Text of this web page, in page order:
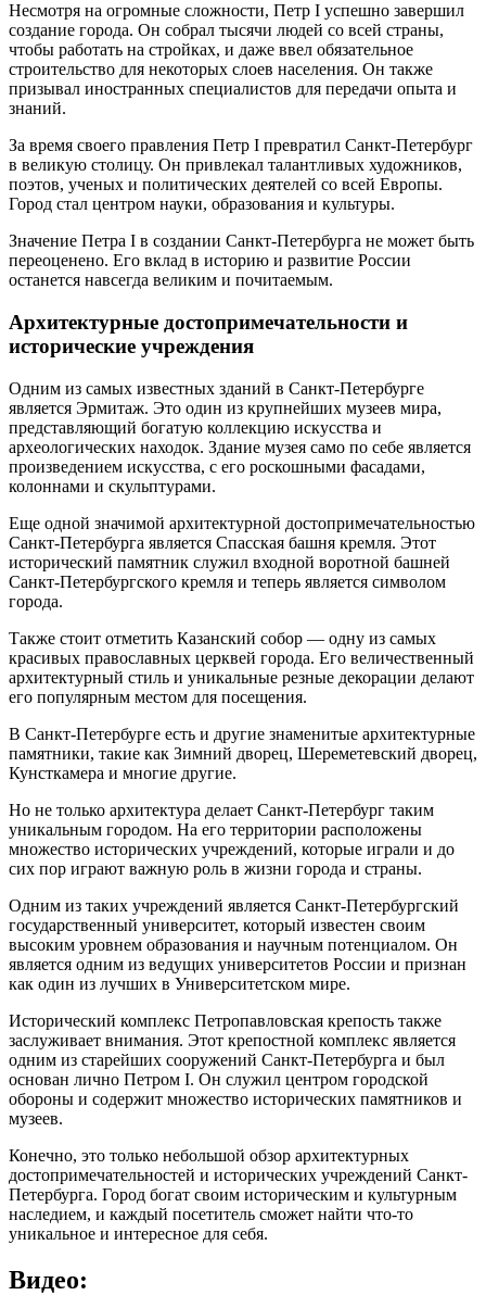
Несмотря на огромные сложности, Петр I успешно завершил
создание города. Он собрал тысячи людей со всей страны,
чтобы работать на стройках, и даже ввел обязательное
строительство для некоторых слоев населения. Он также
призывал иностранных специалистов для передачи опыта и
знаний.
За время своего правления Петр I превратил Санкт-Петербург
в великую столицу. Он привлекал талантливых художников,
поэтов, ученых и политических деятелей со всей Европы.
Город стал центром науки, образования и культуры.
Значение Петра I в создании Санкт-Петербурга не может быть
переоценено. Его вклад в историю и развитие России
останется навсегда великим и почитаемым.
Архитектурные достопримечательности и
исторические учреждения
Одним из самых известных зданий в Санкт-Петербурге
является Эрмитаж. Это один из крупнейших музеев мира,
представляющий богатую коллекцию искусства и
археологических находок. Здание музея само по себе является
произведением искусства, с его роскошными фасадами,
колоннами и скульптурами.
Еще одной значимой архитектурной достопримечательностью
Санкт-Петербурга является Спасская башня кремля. Этот
исторический памятник служил входной воротной башней
Санкт-Петербургского кремля и теперь является символом
города.
Также стоит отметить Казанский собор — одну из самых
красивых православных церквей города. Его величественный
архитектурный стиль и уникальные резные декорации делают
его популярным местом для посещения.
В Санкт-Петербурге есть и другие знаменитые архитектурные
памятники, такие как Зимний дворец, Шереметевский дворец,
Кунсткамера и многие другие.
Но не только архитектура делает Санкт-Петербург таким
уникальным городом. На его территории расположены
множество исторических учреждений, которые играли и до
сих пор играют важную роль в жизни города и страны.
Одним из таких учреждений является Санкт-Петербургский
государственный университет, который известен своим
высоким уровнем образования и научным потенциалом. Он
является одним из ведущих университетов России и признан
как один из лучших в Университетском мире.
Исторический комплекс Петропавловская крепость также
заслуживает внимания. Этот крепостной комплекс является
одним из старейших сооружений Санкт-Петербурга и был
основан лично Петром I. Он служил центром городской
обороны и содержит множество исторических памятников и
музеев.
Конечно, это только небольшой обзор архитектурных
достопримечательностей и исторических учреждений Санкт-
Петербурга. Город богат своим историческим и культурным
наследием, и каждый посетитель сможет найти что-то
уникальное и интересное для себя.
Видео: